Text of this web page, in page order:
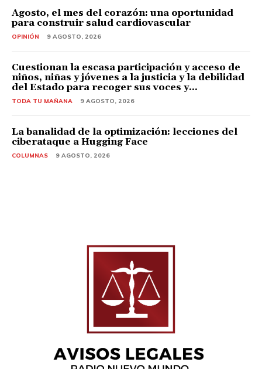
Agosto, el mes del corazón: una oportunidad
para construir salud cardiovascular
OPINIÓN 9 AGOSTO, 2026
Cuestionan la escasa participación y acceso de
niños, niñas y jóvenes a la justicia y la debilidad
del Estado para recoger sus voces y...
TODA TU MAÑANA 9 AGOSTO, 2026
La banalidad de la optimización: lecciones del
ciberataque a Hugging Face
COLUMNAS 9 AGOSTO, 2026